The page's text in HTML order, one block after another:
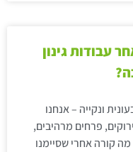
עבודות גינון
ונקייה – אנחנו
פרחים מרהיבים,
קורה אחרי שסיימנו